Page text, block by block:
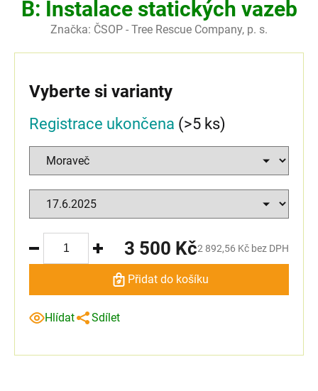
B: Instalace statických vazeb
Značka: ČSOP - Tree Rescue Company, p. s.
Vyberte si varianty
Registrace ukončena (>5 ks)
3 500 Kč2 892,56 Kč bez DPH
Přidat do košíku
Hlídat Sdílet